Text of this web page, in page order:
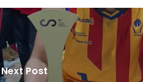
Next Post